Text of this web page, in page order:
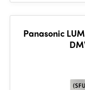
Panasonic